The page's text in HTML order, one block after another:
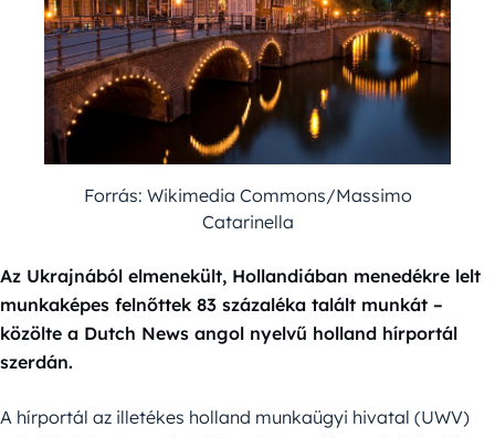
Forrás: Wikimedia Commons/Massimo
Catarinella
Az Ukrajnából elmenekült, Hollandiában menedékre lelt
munkaképes felnőttek 83 százaléka talált munkát –
közölte a Dutch News angol nyelvű holland hírportál
szerdán.
A hírportál az illetékes holland munkaügyi hivatal (UWV)